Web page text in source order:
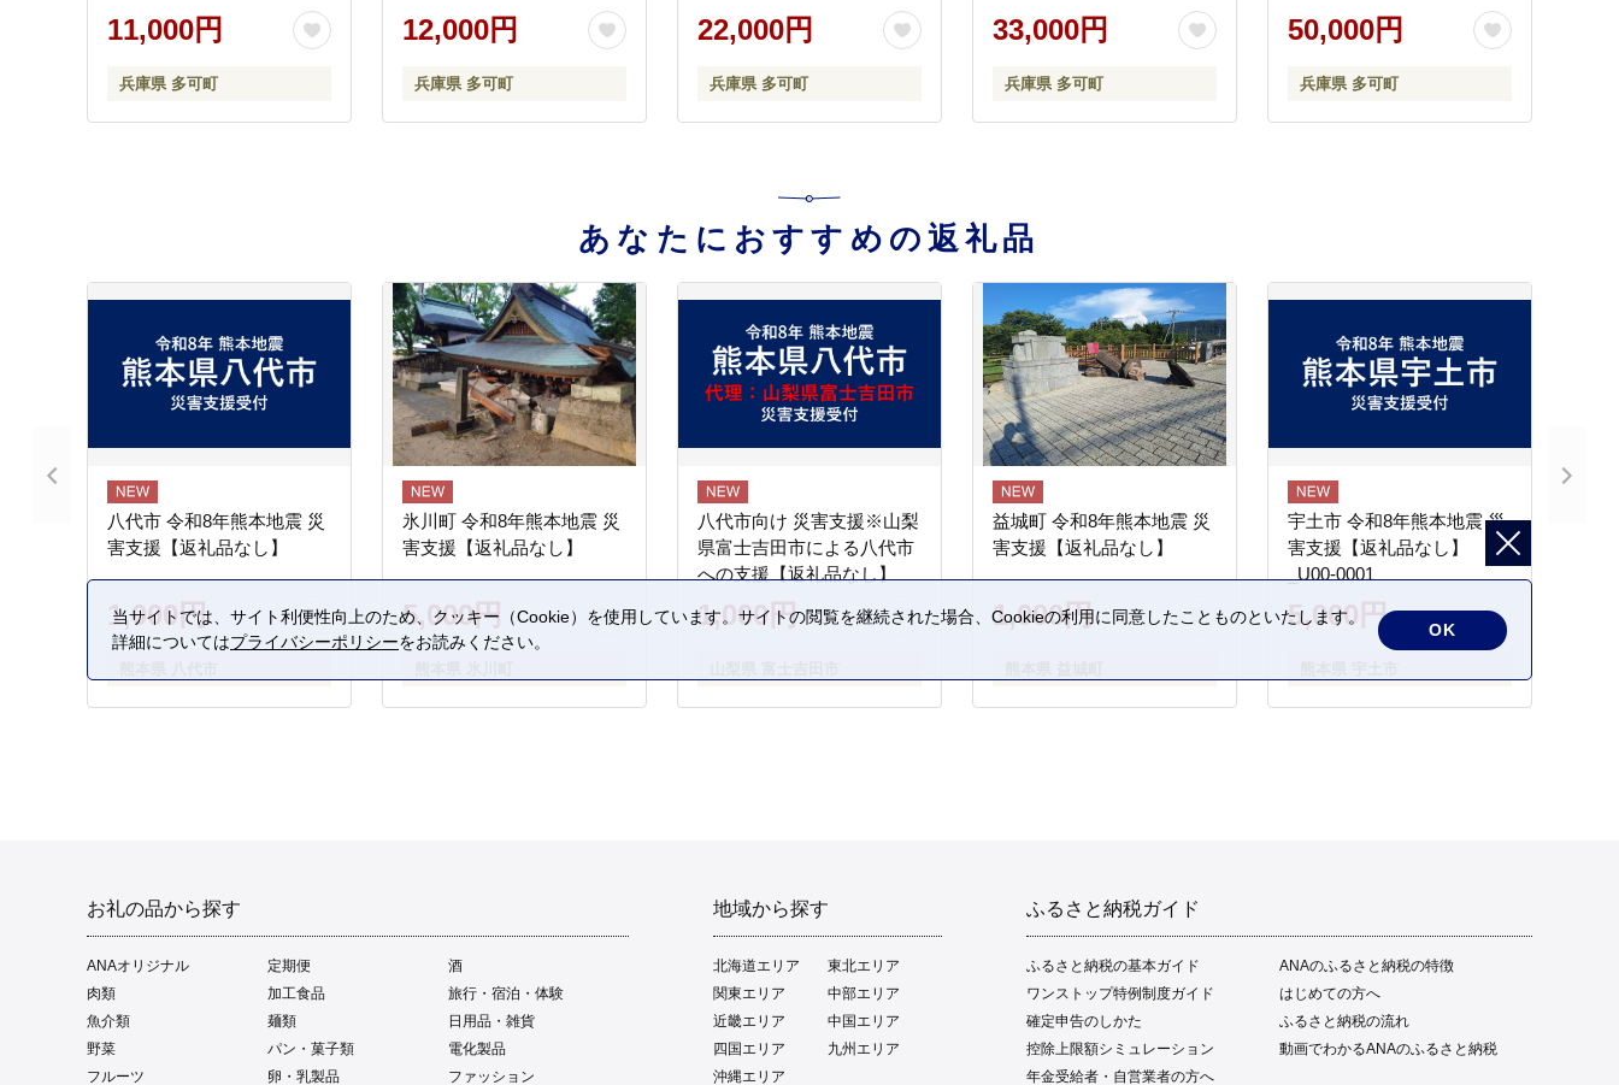
飯 保存食 播州百日どり
[305]
11,000円
兵庫県 多可町
米 コシヒカリ[295]
12,000円
兵庫県 多可町
レンジでチン おつまみ 清
流米 コシヒカリ 簡単[222]
22,000円
兵庫県 多可町
33,000円
兵庫県 多可町
50,000円
兵庫県 多可町
あなたにおすすめの返礼品
八代市 令和8年熊本地震 災
害支援【返礼品なし】
1,000円
氷川町 令和8年熊本地震 災
害支援【返礼品なし】
5,000円
八代市向け 災害支援※山梨
県富士吉田市による八代市
への支援【返礼品なし】
1,000円
益城町 令和8年熊本地震 災
害支援【返礼品なし】
1,000円
宇土市 令和8年熊本地震 災
害支援【返礼品なし】
_U00-0001
5,000円
お礼の品から探す
ANAオリジナル 定期便
酒
肉類
加工食品
旅行・宿泊・体験
魚介類
麺類
日用品・雑貨
野菜
パン・菓子類
電化製品
フルーツ
卵・乳製品 ファッション
地域から探す
北海道エリア
東北エリア
関東エリア
中部エリア
近畿エリア
中国エリア
四国エリア
九州エリア
沖縄エリア
ふるさと納税ガイド
ふるさと納税の基本ガイド
ANAのふるさと納税の特徴
ワンストップ特例制度ガイド
はじめての方へ
確定申告のしかた
ふるさと納税の流れ
控除上限額シミュレーション
動画でわかるANAのふるさと納税
年金受給者・自営業者の方へ
当サイトでは、サイト利便性向上のため、クッキー（Cookie）を使用しています。サイトの閲覧を継続された場合、Cookieの利用に同意したことものといたします。
詳細についてはプライバシーポリシーをお読みください。
OK